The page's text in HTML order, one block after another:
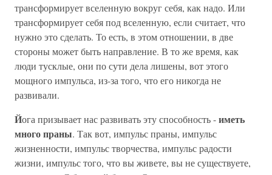
трансформирует вселенную вокруг себя, как надо. Или
трансформирует себя под вселенную, если считает, что
нужно это сделать. То есть, в этом отношении, в две
стороны может быть направление. В то же время, как
люди тусклые, они по сути дела лишены, вот этого
мощного импульса, из-за того, что его никогда не
развивали.
Йога призывает нас развивать эту способность -иметь
много праны. Так вот, импульс праны, импульс
жизненности, импульс творчества, импульс радости
жизни, импульс того, что вы живете, вы не существуете,